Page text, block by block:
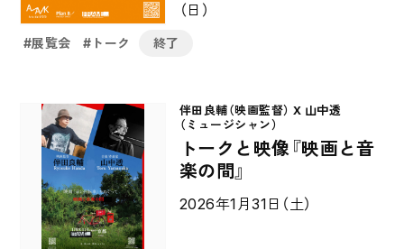
（日）
展覧会 トーク 終了
伴田良輔（映画監督） X 山中透
（ミュージシャン）
トークと映像『映画と音
楽の間』
2026年1月31日（土）